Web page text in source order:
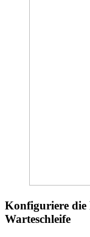
Konfiguriere
Warteschleife